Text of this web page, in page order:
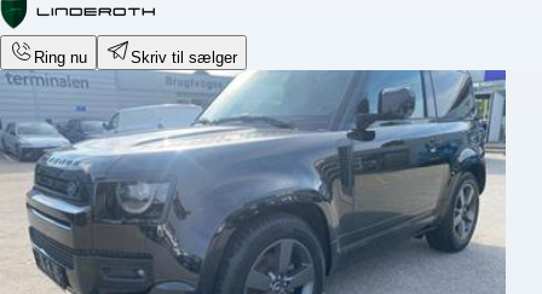
Ring nu Skriv til sælger